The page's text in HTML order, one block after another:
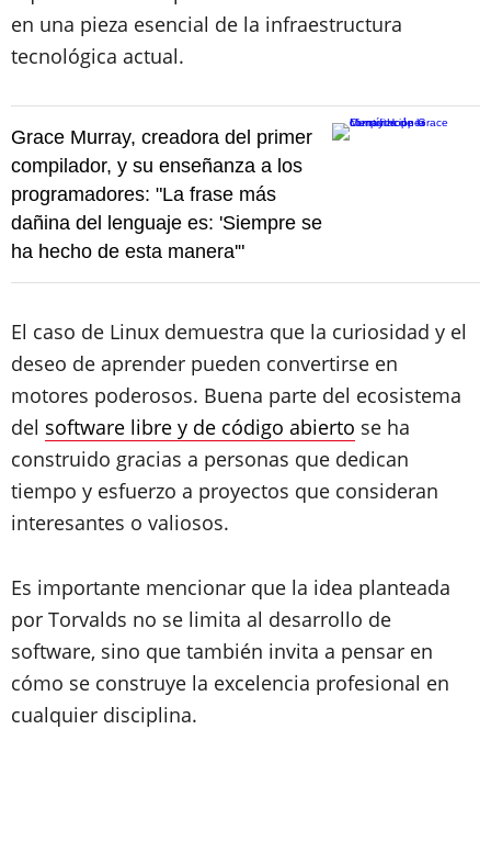
en una pieza esencial de la infraestructura
tecnológica actual.
Grace Murray, creadora del primer
compilador, y su enseñanza a los
programadores: "La frase más
dañina del lenguaje es: 'Siempre se
ha hecho de esta manera'"
El caso de Linux demuestra que la curiosidad y el
deseo de aprender pueden convertirse en
motores poderosos. Buena parte del ecosistema
del software libre y de código abierto se ha
construido gracias a personas que dedican
tiempo y esfuerzo a proyectos que consideran
interesantes o valiosos.
Es importante mencionar que la idea planteada
por Torvalds no se limita al desarrollo de
software, sino que también invita a pensar en
cómo se construye la excelencia profesional en
cualquier disciplina.